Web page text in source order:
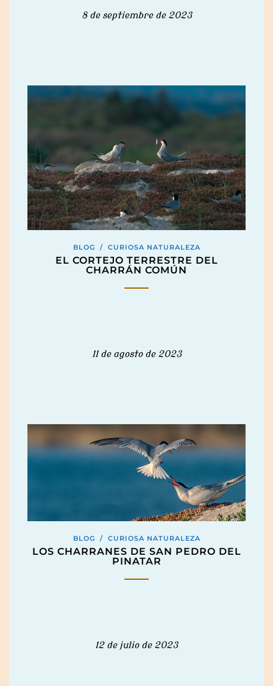
8 de septiembre de 2023
BLOG / CURIOSA NATURALEZA
EL CORTEJO TERRESTRE DEL
CHARRÁN COMÚN
11 de agosto de 2023
BLOG / CURIOSA NATURALEZA
LOS CHARRANES DE SAN PEDRO DEL
PINATAR
12 de julio de 2023